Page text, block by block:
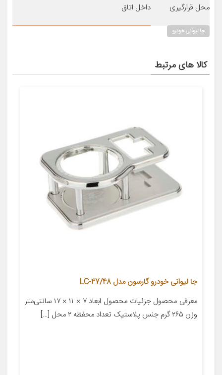
محل قرارگیری داخل اتاق
جا لیوانی خودرو
کالا های مرتبط
جا لیوانی خودرو گارسون مدل LC-47/48
معرفی محصول جزئیات محصول ابعاد ۷ × ۱۱ × ۱۷ سانتی‌متر
وزن ۲۶۵ گرم جنس پلاستیک تعداد محفظه ۲ محل […]